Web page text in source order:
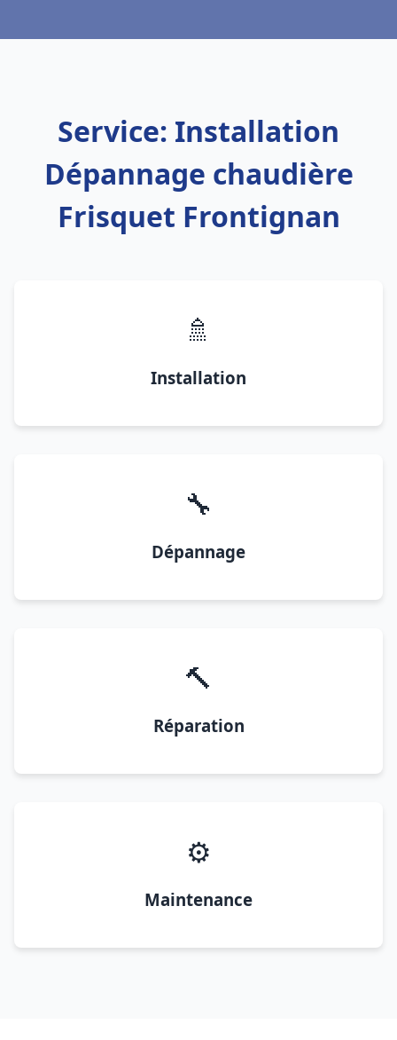
Service: Installation
Dépannage chaudière
Frisquet Frontignan
🚿
Installation
🔧
Dépannage
🔨
Réparation
⚙️
Maintenance